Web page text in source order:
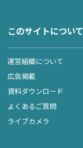
このサイトについて
運営組織について
広告掲載
資料ダウンロード
よくあるご質問
ライブカメラ